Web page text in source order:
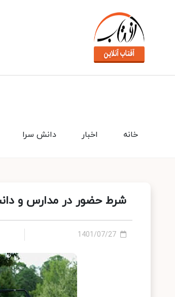
دانش سرا اخبار خانه
شرط حضور در مدارس و
1401/07/27